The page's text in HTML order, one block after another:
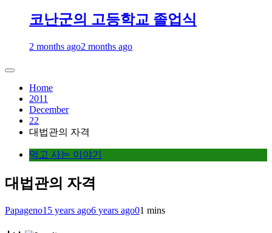
코난군의 고등학교 졸업식
2 months ago2 months ago
Home
2011
December
22
대법관의 자격
먹고 사는 이야기
대법관의 자격
Papageno15 years ago6 years ago01 mins